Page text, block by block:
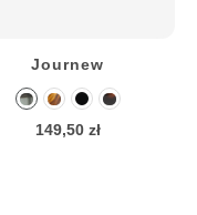
Journew
149,50 zł